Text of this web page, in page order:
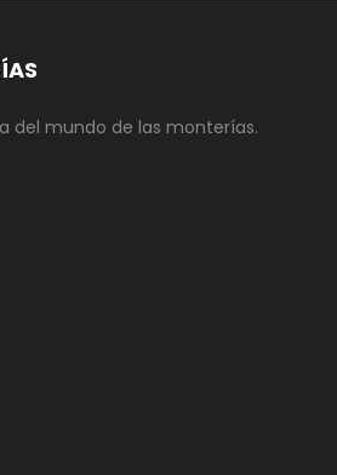
del mundo de las monterías.